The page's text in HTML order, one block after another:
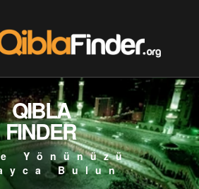
QIBLA
FINDER
Yönünüzü
Bulun